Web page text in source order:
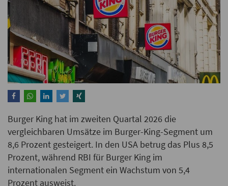
Burger King hat im zweiten Quartal 2026 die
vergleichbaren Umsätze im Burger-King-Segment um
8,6 Prozent gesteigert. In den USA betrug das Plus 8,5
Prozent, während RBI für Burger King im
internationalen Segment ein Wachstum von 5,4
Prozent ausweist.